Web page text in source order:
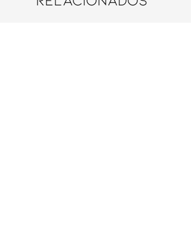
la noche, sobre la piel limpia,